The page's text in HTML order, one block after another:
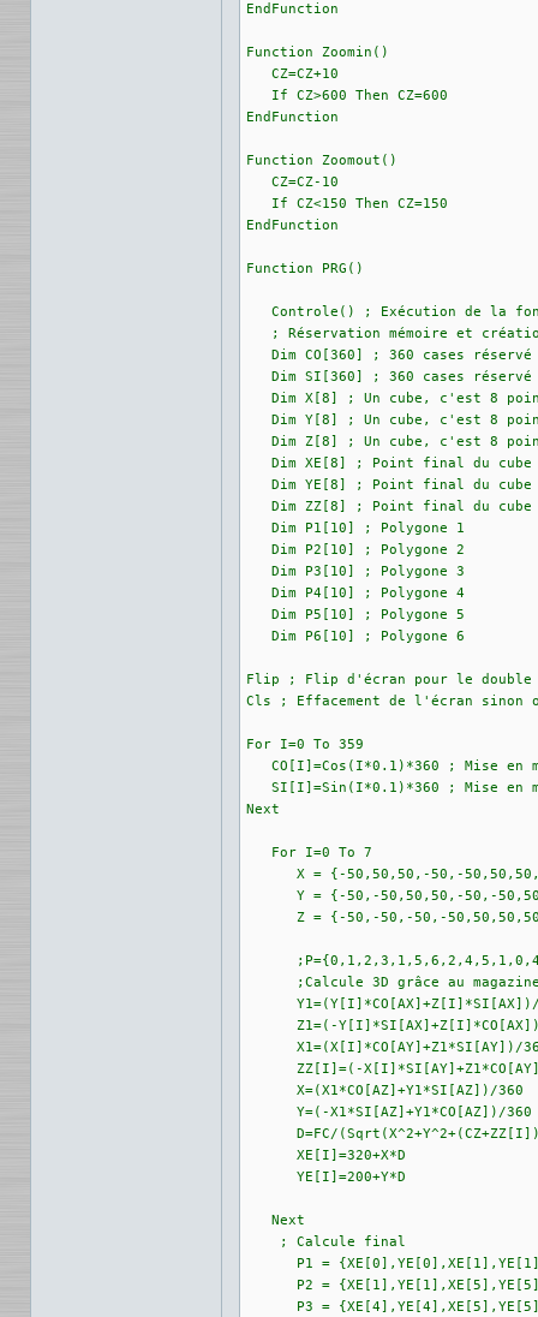
EndFunction
Function Zoomin()
   CZ=CZ+10
   If CZ>600 Then CZ=600
EndFunction
Function Zoomout()
   CZ=CZ-10
   If CZ<150 Then CZ=150
EndFunction
Function PRG()
Controle() ; Exécution de la
; Réservation mémoire et
Dim CO[360] ; 360 cases
Dim SI[360] ; 360 cases
Dim X[8] ; Un cube, c'est 8
Dim Y[8] ; Un cube, c'est 8
Dim Z[8] ; Un cube, c'est 8
Dim XE[8] ; Point final du cube
Dim YE[8] ; Point final du cube
Dim ZZ[8] ; Point final du cube
   Dim P1[10] ; Polygone 1
   Dim P2[10] ; Polygone 2
   Dim P3[10] ; Polygone 3
   Dim P4[10] ; Polygone 4
   Dim P5[10] ; Polygone 5
   Dim P6[10] ; Polygone 6
Flip ; Flip d'écran pour le double
Cls ; Effacement de l'écran
For I=0 To 359
CO[I]=Cos(I*0.1)*360 ; Mise en
SI[I]=Sin(I*0.1)*360 ; Mise en
Next
   For I=0 To 7
X = {-50,50,50,-50,-
Y = {-50,-50,50,50,-50,-
Z = {-50,-50,-50,-
;Calcule 3D grâce au
Z1=(-
X1=(X[I]*CO[AY]+Z1*SI[AY])/
ZZ[I]=(-
      X=(X1*CO[AZ]+Y1*SI[AZ])/360
      Y=(-X1*SI[AZ]+Y1*CO[AZ])/360
D=FC/
      XE[I]=320+X*D
      YE[I]=200+Y*D
   Next
    ; Calcule final
P1 =
P2 =
P3 =